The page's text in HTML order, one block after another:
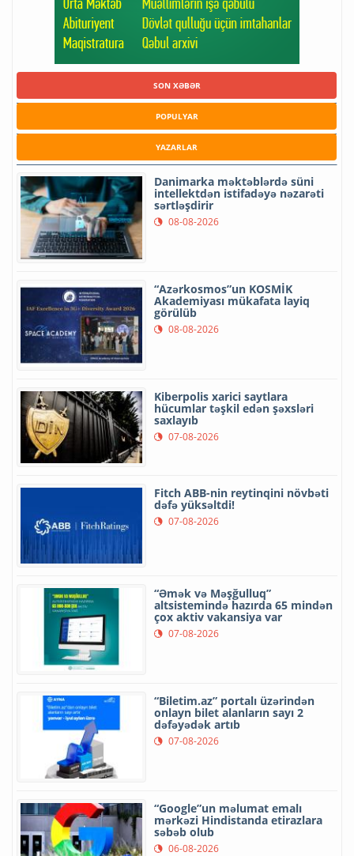
SON XƏBƏR
POPULYAR
YAZARLAR
Danimarka məktəblərdə süni
intellektdən istifadəyə nəzarəti
sərtləşdirir
08-08-2026
“Azərkosmos”un KOSMİK
Akademiyası mükafata layiq
görülüb
08-08-2026
Kiberpolis xarici saytlara
hücumlar təşkil edən şəxsləri
saxlayıb
07-08-2026
Fitch ABB-nin reytinqini növbəti
dəfə yüksəltdi!
07-08-2026
“Əmək və Məşğulluq”
altsistemində hazırda 65 mindən
çox aktiv vakansiya var
07-08-2026
“Biletim.az” portalı üzərindən
onlayn bilet alanların sayı 2
dəfəyədək artıb
07-08-2026
“Google”un məlumat emalı
mərkəzi Hindistanda etirazlara
səbəb olub
06-08-2026